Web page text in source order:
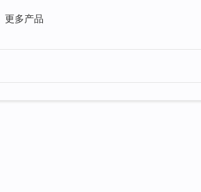
更多产品